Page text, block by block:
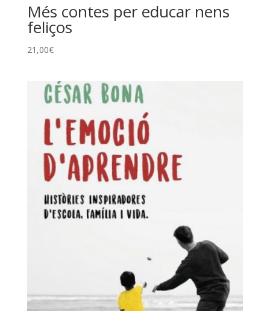
Més contes per educar nens
feliços
21,00€